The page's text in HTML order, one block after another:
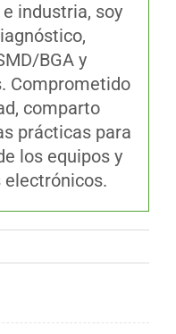
industria, soy
BGA y
Comprometido
comparto
prácticas para
los equipos y
electrónicos.